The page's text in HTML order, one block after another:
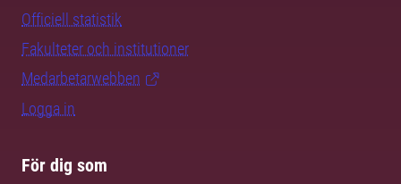
Officiell statistik
Fakulteter och institutioner
Medarbetarwebben
Logga in
För dig som